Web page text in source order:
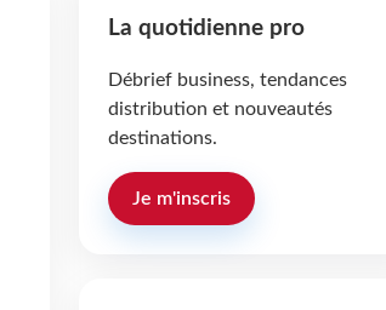
La quotidienne pro
Débrief business, tendances
distribution et nouveautés
destinations.
Je m'inscris